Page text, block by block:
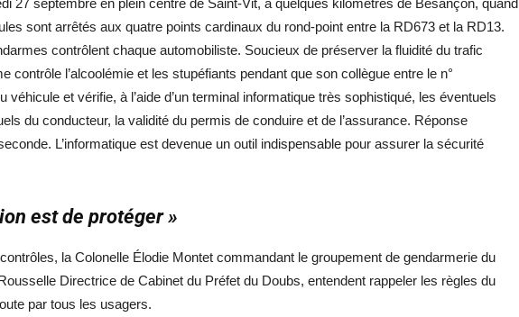
27 septembre en plein centre de Saint-Vit, à quelques kilomètres de Besançon, quand
sont arrêtés aux quatre points cardinaux du rond-point entre la RD673 et la RD13.
contrôlent chaque automobiliste. Soucieux de préserver la fluidité du trafic
contrôle l’alcoolémie et les stupéfiants pendant que son collègue entre le n°
véhicule et vérifie, à l’aide d’un terminal informatique très sophistiqué, les éventuels
du conducteur, la validité du permis de conduire et de l’assurance. Réponse
L’informatique est devenue un outil indispensable pour assurer la sécurité
est de protéger »
la Colonelle Élodie Montet commandant le groupement de gendarmerie du
Directrice de Cabinet du Préfet du Doubs, entendent rappeler les règles du
par tous les usagers.